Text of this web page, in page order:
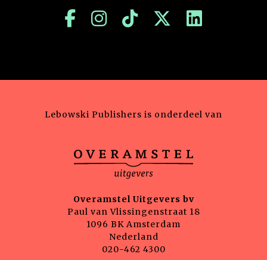
Lebowski Publishers is onderdeel van
Overamstel Uitgevers bv
Paul van Vlissingenstraat 18
1096 BK Amsterdam
Nederland
020-462 4300